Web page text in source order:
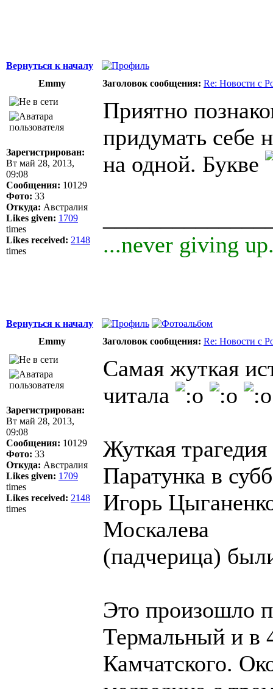
Вернуться к началу
Emmy
Заголовок сообщения: Re: Новости с
Зарегистрирован:
Вт май 28, 2013,
09:08
Сообщения: 10129
Фото: 33
Откуда: Австралия
Likes given: 1709
times
Likes received: 2148
times
Приятно
придумать себе
на одной. Букве
...never giving
Вернуться к началу
Emmy
Заголовок сообщения: Re: Новости с
Зарегистрирован:
Вт май 28, 2013,
09:08
Сообщения: 10129
Фото: 33
Откуда: Австралия
Likes given: 1709
times
Likes received: 2148
times
Самая жуткая
читала
Жуткая
Паратунка в
Игорь
Москалева
(падчерица)
Это произошло
Термальный и в
Камчатского.